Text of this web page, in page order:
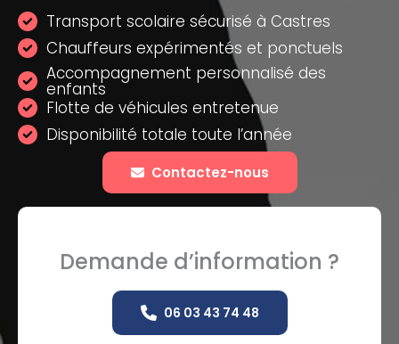
Transport scolaire sécurisé à Castres
Chauffeurs expérimentés et ponctuels
Accompagnement personnalisé des
enfants
Flotte de véhicules entretenue
Disponibilité totale toute l’année
Contactez-nous
Demande d’information ?
06 03 43 74 48